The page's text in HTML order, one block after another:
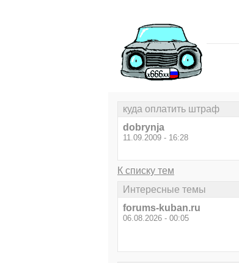
куда оплатить штраф
dobrynja
11.09.2009 - 16:28
К списку тем
Интересные темы
forums-kuban.ru
06.08.2026 - 00:05